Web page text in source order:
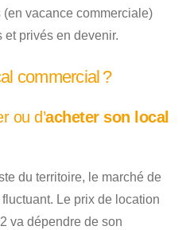
vacance commerciale)
privés en devenir.
commercial ?
ou d’acheter son local
du territoire, le marché de
Le prix de location
va dépendre de son